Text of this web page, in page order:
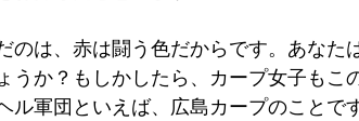
は、赤は闘う色だからです。あなた
うか？もしかしたら、カープ女子もこ
ル軍団といえば、広島カープのことで